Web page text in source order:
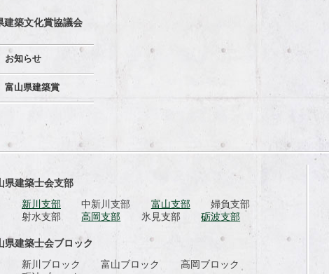
建築文化賞協議会
お知らせ
富山県建築賞
県建築士会支部
新川支部
中新川支部 富山支部
婦負支部
射水支部
高岡支部 氷見支部 砺波支部
県建築士会ブロック
新川ブロック
富山ブロック
高岡ブロック